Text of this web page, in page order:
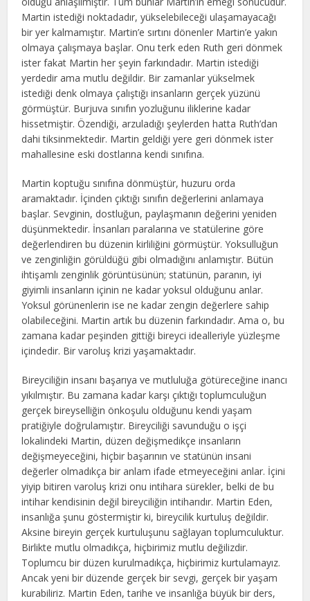
Martin istediği noktadadır, yükselebileceği ulaşamayacağı
bir yer kalmamıştır. Martin’e sırtını dönenler Martin’e yakın
olmaya çalışmaya başlar. Onu terk eden Ruth geri dönmek
ister fakat Martin her şeyin farkındadır. Martin istediği
yerdedir ama mutlu değildir. Bir zamanlar yükselmek
istediği denk olmaya çalıştığı insanların gerçek yüzünü
görmüştür. Burjuva sınıfın yozluğunu iliklerine kadar
hissetmiştir. Özendiği, arzuladığı şeylerden hatta Ruth’dan
dahi tiksinmektedir. Martin geldiği yere geri dönmek ister
mahallesine eski dostlarına kendi sınıfına.
Martin koptuğu sınıfına dönmüştür, huzuru orda
aramaktadır. İçinden çıktığı sınıfın değerlerini anlamaya
başlar. Sevginin, dostluğun, paylaşmanın değerini yeniden
düşünmektedir. İnsanları paralarına ve statülerine göre
değerlendiren bu düzenin kirliliğini görmüştür. Yoksulluğun
ve zenginliğin görüldüğü gibi olmadığını anlamıştır. Bütün
ihtişamlı zenginlik görüntüsünün; statünün, paranın, iyi
giyimli insanların içinin ne kadar yoksul olduğunu anlar.
Yoksul görünenlerin ise ne kadar zengin değerlere sahip
olabileceğini. Martin artık bu düzenin farkındadır. Ama o, bu
zamana kadar peşinden gittiği bireyci idealleriyle yüzleşme
içindedir. Bir varoluş krizi yaşamaktadır.
Bireyciliğin insanı başarıya ve mutluluğa götüreceğine inancı
yıkılmıştır. Bu zamana kadar karşı çıktığı toplumculuğun
gerçek bireyselliğin önkoşulu olduğunu kendi yaşam
pratiğiyle doğrulamıştır. Bireyciliği savunduğu o işçi
lokalindeki Martin, düzen değişmedikçe insanların
değişmeyeceğini, hiçbir başarının ve statünün insani
değerler olmadıkça bir anlam ifade etmeyeceğini anlar. İçini
yiyip bitiren varoluş krizi onu intihara sürekler, belki de bu
intihar kendisinin değil bireyciliğin intiharıdır. Martin Eden,
insanlığa şunu göstermiştir ki, bireycilik kurtuluş değildir.
Aksine bireyin gerçek kurtuluşunu sağlayan toplumculuktur.
Birlikte mutlu olmadıkça, hiçbirimiz mutlu değilizdir.
Toplumcu bir düzen kurulmadıkça, hiçbirimiz kurtulamayız.
Ancak yeni bir düzende gerçek bir sevgi, gerçek bir yaşam
kurabiliriz. Martin Eden, tarihe ve insanlığa büyük bir ders,